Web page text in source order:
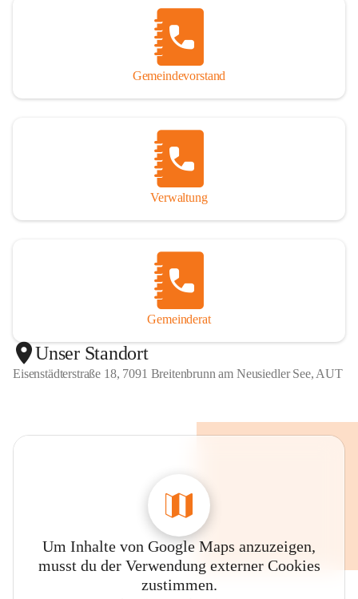
Gemeindevorstand
Verwaltung
Gemeinderat
Unser Standort
Eisenstädterstraße 18, 7091 Breitenbrunn am Neusiedler See, AUT
Um Inhalte von Google Maps anzuzeigen,
musst du der Verwendung externer Cookies
zustimmen.